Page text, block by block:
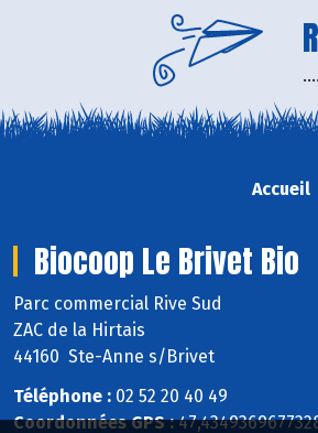
Accueil
Biocoop Le Brivet Bio
Parc commercial Rive Sud
ZAC de la Hirtais
44160 Ste-Anne s/Brivet
Téléphone : 02 52 20 40 49
Coordonnées GPS :